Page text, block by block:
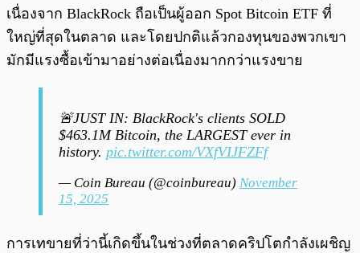
เนื่องจาก BlackRock ถือเป็นผู้ออก Spot Bitcoin ETF ที่
ใหญ่ที่สุดในตลาด และโดยปกติแล้วกองทุนของพวกเขา
มักมีแรงซื้อเข้ามาอย่างต่อเนื่องมากกว่าแรงขาย
🚨JUST IN: BlackRock's clients SOLD
$463.1M Bitcoin, the LARGEST ever in
history. pic.twitter.com/VXfVIJFZFf
— Coin Bureau (@coinbureau) November
15, 2025
การเทขายที่ว่านี้เกิดขึ้นในช่วงที่ตลาดคริปโตกำลังเผชิญ